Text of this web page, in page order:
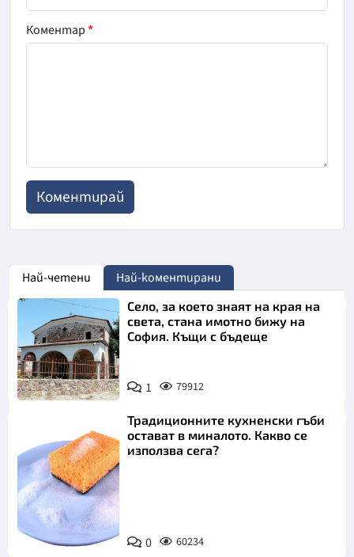
Коментар*
Най-четени Най-коментирани
Село, за което знаят на края на
света, стана имотно бижу на
София. Къщи с бъдеще
1 79912
Снимка:
Пиксабей
Традиционните кухненски гъби
остават в миналото. Какво се
използва сега?
0 60234